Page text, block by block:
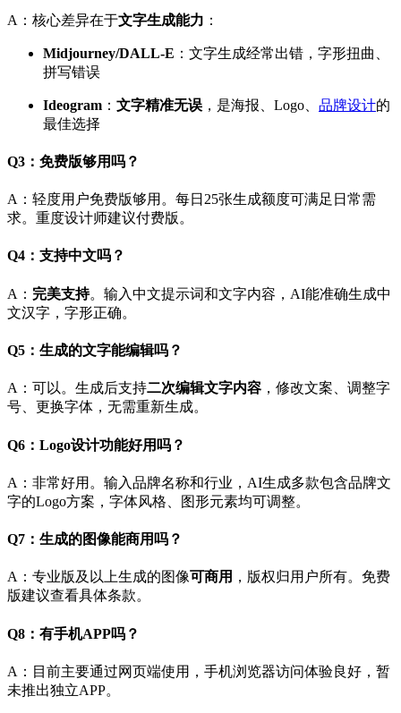
A：核心差异在于文字生成能力 ：
Midjourney/DALL-E ：文字生成经常出错，字形扭曲、
拼写错误
Ideogram ： 文字精准无误 ，是海报、Logo、 品牌设计的
最佳选择
Q3：免费版够用吗？
A：轻度用户免费版够用。每日25张生成额度可满足日常需
求。重度设计师建议付费版。
Q4：支持中文吗？
A： 完美支持。输入中文提示词和文字内容，AI能准确生成中
文汉字，字形正确。
Q5：生成的文字能编辑吗？
A：可以。生成后支持二次编辑文字内容 ，修改文案、调整字
号、更换字体，无需重新生成。
Q6：Logo设计功能好用吗？
A：非常好用。输入品牌名称和行业，AI生成多款包含品牌文
字的Logo方案，字体风格、图形元素均可调整。
Q7：生成的图像能商用吗？
A：专业版及以上生成的图像可商用 ，版权归用户所有。免费
版建议查看具体条款。
Q8：有手机APP吗？
A：目前主要通过网页端使用，手机浏览器访问体验良好，暂
未推出独立APP。